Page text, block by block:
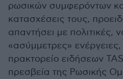
ρωσικών συμφερόντων
κατασχέσεις τους,
απαντήσει με πολιτικές,
«ασύμμετρες»
πρακτορείο ειδήσεων
πρεσβεία της Ρωσικής